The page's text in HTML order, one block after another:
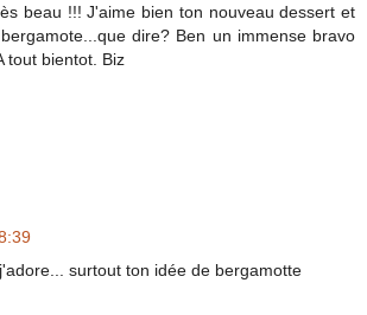
beau !!! J'aime bien ton nouveau dessert et
dire? Ben un immense bravo
tout bientot. Biz
surtout ton idée de bergamotte